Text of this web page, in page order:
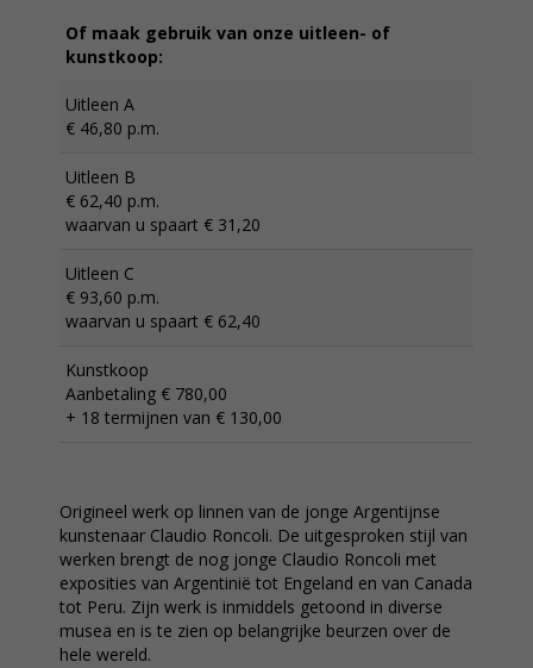
Of maak gebruik van onze uitleen- of
kunstkoop:
Uitleen A
€ 46,80 p.m.
Uitleen B
€ 62,40 p.m.
waarvan u spaart € 31,20
Uitleen C
€ 93,60 p.m.
waarvan u spaart € 62,40
Kunstkoop
Aanbetaling € 780,00
+ 18 termijnen van € 130,00
Origineel werk op linnen van de jonge Argentijnse
kunstenaar Claudio Roncoli. De uitgesproken stijl van
werken brengt de nog jonge Claudio Roncoli met
exposities van Argentinië tot Engeland en van Canada
tot Peru. Zijn werk is inmiddels getoond in diverse
musea en is te zien op belangrijke beurzen over de
hele wereld.